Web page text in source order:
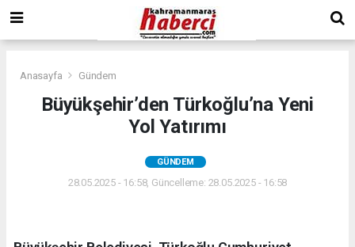
Anasayfa Gündem
Büyükşehir’den Türkoğlu’na Yeni
Yol Yatırımı
GÜNDEM
28.05.2025 - 16:58, Güncelleme: 28.05.2025 - 16:58